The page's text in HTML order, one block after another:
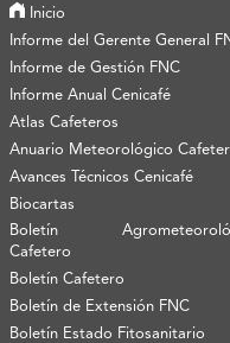
Inicio
Informe del Gerente General
Informe de Gestión FNC
Informe Anual Cenicafé
Atlas Cafeteros
Anuario Meteorológico
Avances Técnicos Cenicafé
Biocartas
Boletín
Cafetero
Boletín Cafetero
Boletín de Extensión FNC
Boletín Estado Fitosanitario